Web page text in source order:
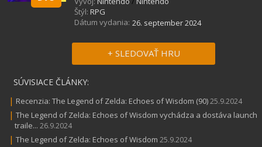
Štýl: RPG
Dátum vydania: 26. september 2024
+ SLEDOVAŤ HRU
SÚVISIACE ČLÁNKY:
| Recenzia: The Legend of Zelda: Echoes of Wisdom (90)25.9.2024
| The Legend of Zelda: Echoes of Wisdom vychádza a dostáva launch
traile... 26.9.2024
| The Legend of Zelda: Echoes of Wisdom 25.9.2024